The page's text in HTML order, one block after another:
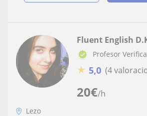
20€/h
Fluent English
Profesor
★ 5,0 (4
Lezo